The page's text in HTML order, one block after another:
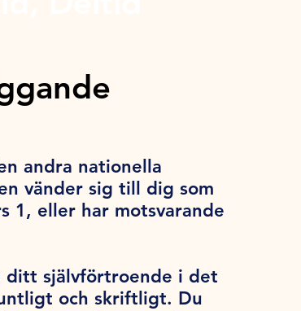
andra nationella
vänder sig till dig som
1, eller har motsvarande
självförtroende i det
och skriftligt. Du